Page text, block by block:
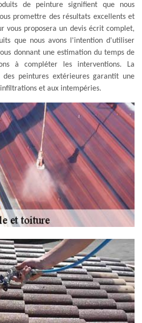
de peinture signifient que nous
promettre des résultats excellents et
vous proposera un devis écrit complet,
que nous avons l'intention d'utiliser
donnant une estimation du temps de
à compléter les interventions. La
des peintures extérieures garantit une
et aux intempéries.